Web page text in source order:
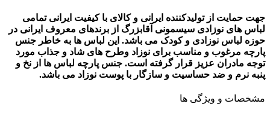
جهت حمایت از تولیدکننده ایرانی و کالای با کیفیت ایرانی تمامی
لباس های نوزادی سیسمونی آقابزرگ از برندهای معروف ایرانی در
حوزه لباس نوزادی و کودک می باشد. این لباس ها به خاطر جنس
پارچه مرغوب و مناسب برای نوزاد وطرح های شاد و جذاب مورد
توجه مادران عزیز قرار گرفته است. جنس پارچه لباس ها از نخ و
پنبه نرم و ضد حساسیت و سازگار با پوست نوزاد می باشد.
مشخصات و ویژگی ها